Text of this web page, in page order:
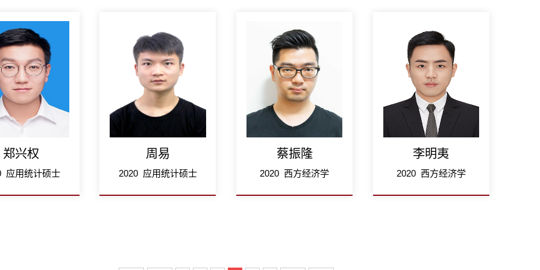
郑兴权
应用统计硕士
周易
2020 应用统计硕士
蔡振隆
2020 西方经济学
李明夷
2020 西方经济学